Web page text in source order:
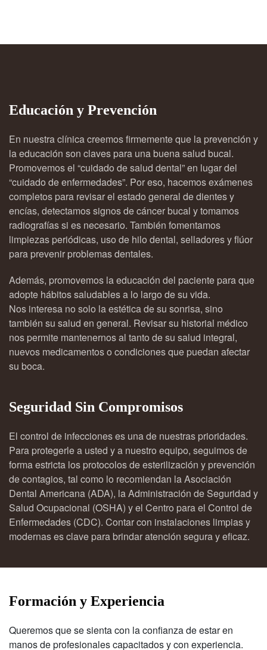
Educación y Prevención
En nuestra clínica creemos firmemente que la prevención y
la educación son claves para una buena salud bucal.
Promovemos el “cuidado de salud dental” en lugar del
“cuidado de enfermedades”. Por eso, hacemos exámenes
completos para revisar el estado general de dientes y
encías, detectamos signos de cáncer bucal y tomamos
radiografías si es necesario. También fomentamos
limpiezas periódicas, uso de hilo dental, selladores y flúor
para prevenir problemas dentales.
Además, promovemos la educación del paciente para que
adopte hábitos saludables a lo largo de su vida.
Nos interesa no solo la estética de su sonrisa, sino
también su salud en general. Revisar su historial médico
nos permite mantenernos al tanto de su salud integral,
nuevos medicamentos o condiciones que puedan afectar
su boca.
Seguridad Sin Compromisos
El control de infecciones es una de nuestras prioridades.
Para protegerle a usted y a nuestro equipo, seguimos de
forma estricta los protocolos de esterilización y prevención
de contagios, tal como lo recomiendan la Asociación
Dental Americana (ADA), la Administración de Seguridad y
Salud Ocupacional (OSHA) y el Centro para el Control de
Enfermedades (CDC). Contar con instalaciones limpias y
modernas es clave para brindar atención segura y eficaz.
Formación y Experiencia
Queremos que se sienta con la confianza de estar en
manos de profesionales capacitados y con experiencia.